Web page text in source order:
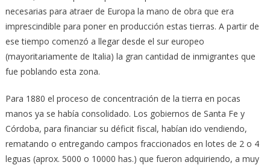
necesarias para atraer de Europa la mano de obra que era
imprescindible para poner en producción estas tierras. A partir de
ese tiempo comenzó a llegar desde el sur europeo
(mayoritariamente de Italia) la gran cantidad de inmigrantes que
fue poblando esta zona.
Para 1880 el proceso de concentración de la tierra en pocas
manos ya se había consolidado. Los gobiernos de Santa Fe y
Córdoba, para financiar su déficit fiscal, habían ido vendiendo,
rematando o entregando campos fraccionados en lotes de 2 o 4
leguas (aprox. 5000 o 10000 has.) que fueron adquiriendo, a muy